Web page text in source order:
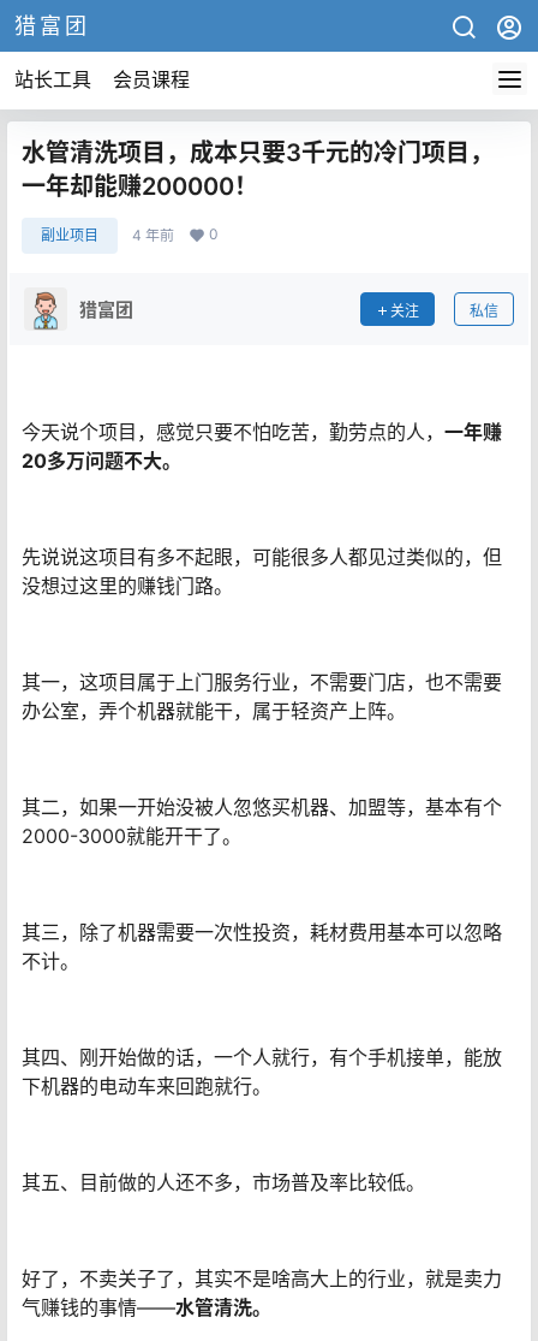
猎富团
站长工具 会员课程
水管清洗项目，成本只要3千元的冷门项目，
一年却能赚200000！
副业项目 4 年前 0
猎富团 关注 私信
今天说个项目，感觉只要不怕吃苦，勤劳点的人， 一年赚
20多万问题不大。
先说说这项目有多不起眼，可能很多人都见过类似的，但
没想过这里的赚钱门路。
其一，这项目属于上门服务行业，不需要门店，也不需要
办公室，弄个机器就能干，属于轻资产上阵。
其二，如果一开始没被人忽悠买机器、加盟等，基本有个
2000-3000就能开干了。
其三，除了机器需要一次性投资，耗材费用基本可以忽略
不计。
其四、刚开始做的话，一个人就行，有个手机接单，能放
下机器的电动车来回跑就行。
其五、目前做的人还不多，市场普及率比较低。
好了，不卖关子了，其实不是啥高大上的行业，就是卖力
气赚钱的事情——水管清洗。